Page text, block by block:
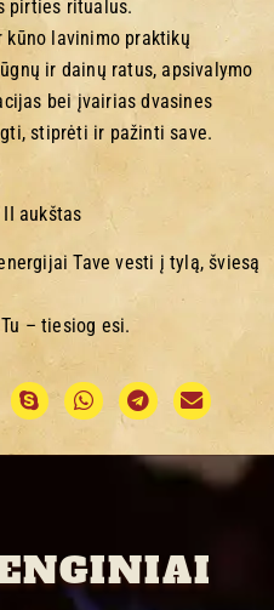
pirties ritualus.
kūno lavinimo praktikų
ir dainų ratus, apsivalymo
bei įvairias dvasines
stiprėti ir pažinti save.
aukštas
Tave vesti į tylą, šviesą
– tiesiog esi.